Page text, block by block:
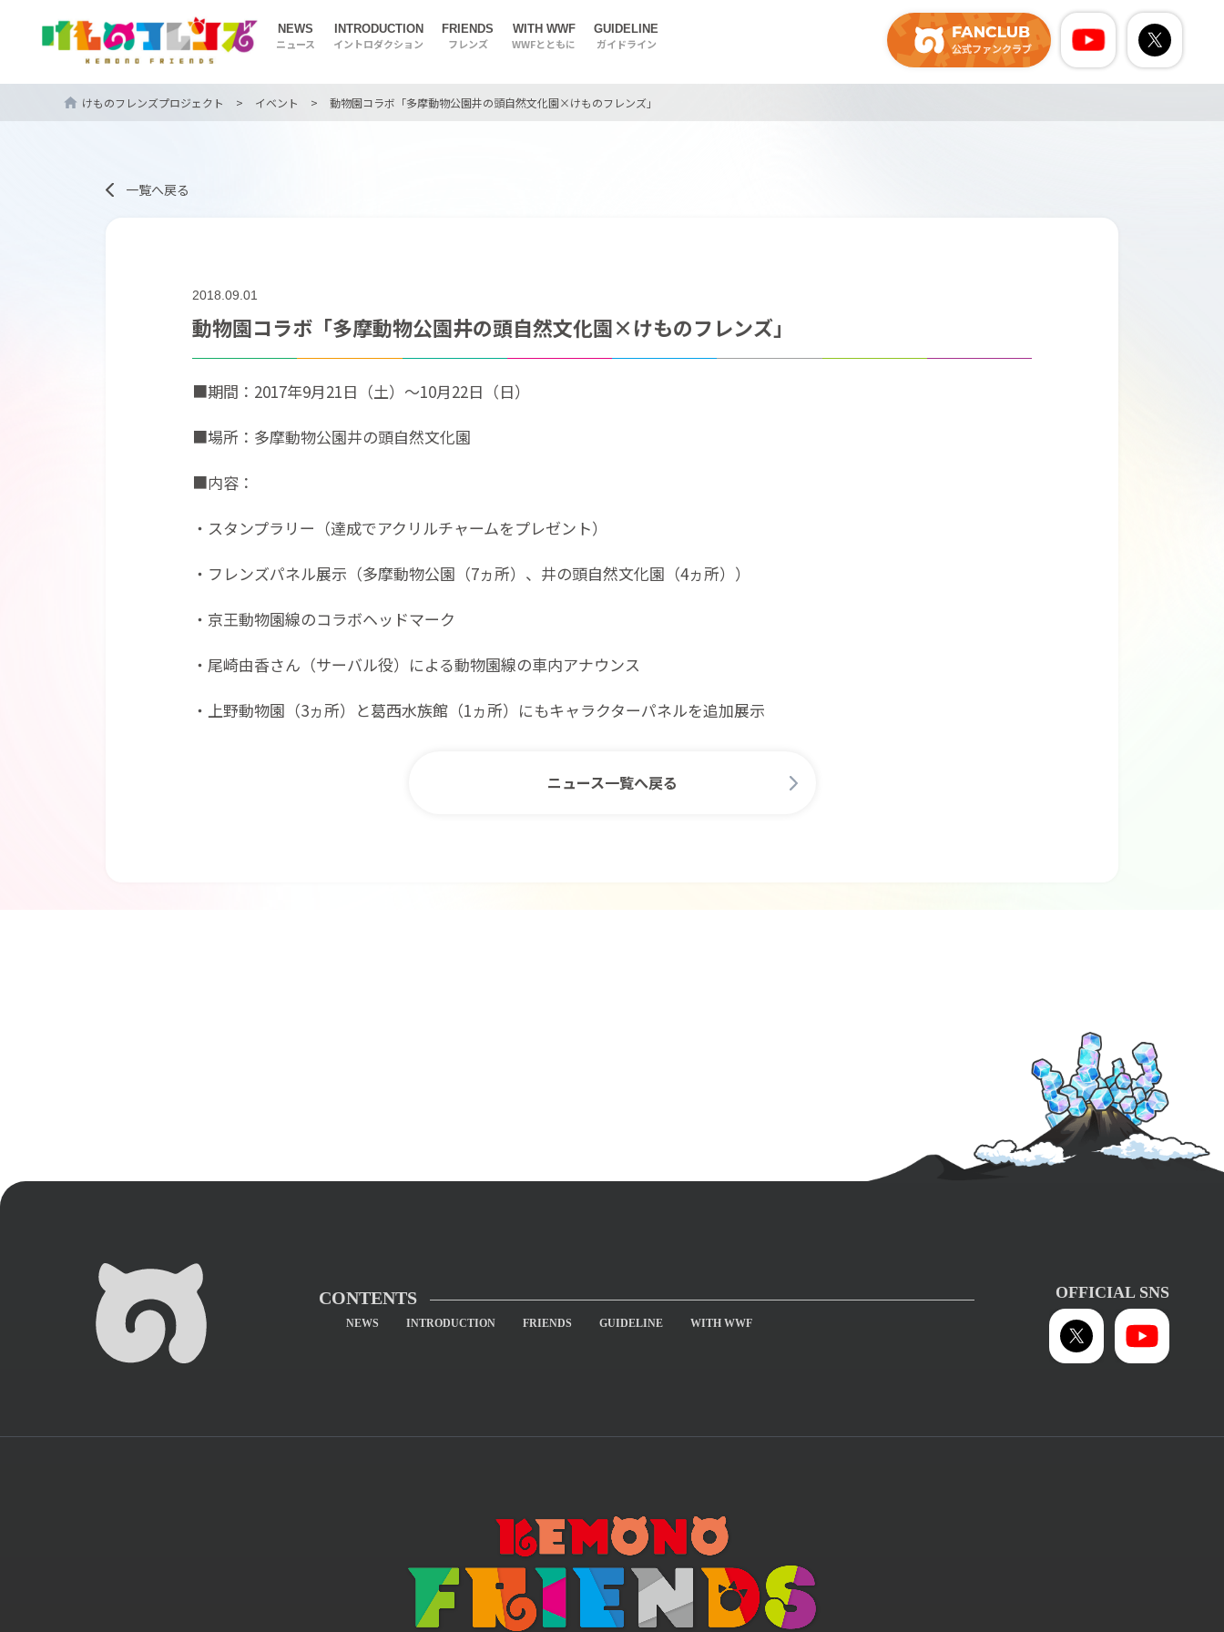
NEWS
ニュース
INTRODUCTION
イントロダクション
FRIENDS
フレンズ
WITH WWF
WWFとともに
GUIDELINE
ガイドライン
けものフレンズプロジェクト > イベント > 動物園コラボ「多摩動物公園井の頭自然文化園×けものフレンズ」
一覧へ戻る
2018.09.01
動物園コラボ「多摩動物公園井の頭自然文化園×けものフレンズ」
■期間：2017年9月21日（土）～10月22日（日）
■場所：多摩動物公園井の頭自然文化園
■内容：
・スタンプラリー（達成でアクリルチャームをプレゼント）
・フレンズパネル展示（多摩動物公園（7ヵ所）、井の頭自然文化園（4ヵ所））
・京王動物園線のコラボヘッドマーク
・尾崎由香さん（サーバル役）による動物園線の車内アナウンス
・上野動物園（3ヵ所）と葛西水族館（1ヵ所）にもキャラクターパネルを追加展示
ニュース一覧へ戻る
CONTENTS
NEWS INTRODUCTION FRIENDS GUIDELINE WITH WWF
OFFICIAL SNS